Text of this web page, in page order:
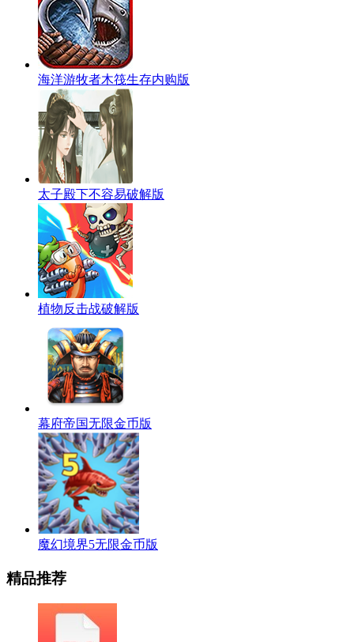
海洋游牧者木筏生存内购版
太子殿下不容易破解版
植物反击战破解版
幕府帝国无限金币版
魔幻境界5无限金币版
精品推荐